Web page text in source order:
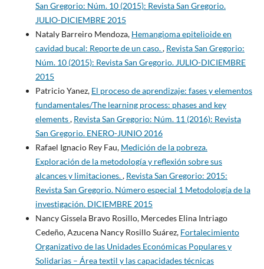
San Gregorio: Núm. 10 (2015): Revista San Gregorio.
JULIO-DICIEMBRE 2015
Nataly Barreiro Mendoza, Hemangioma epitelioide en
cavidad bucal: Reporte de un caso., Revista San Gregorio:
Núm. 10 (2015): Revista San Gregorio. JULIO-DICIEMBRE
2015
Patricio Yanez, El proceso de aprendizaje: fases y elementos
fundamentales/The learning process: phases and key
elements, Revista San Gregorio: Núm. 11 (2016): Revista
San Gregorio. ENERO-JUNIO 2016
Rafael Ignacio Rey Fau, Medición de la pobreza.
Exploración de la metodología y reflexión sobre sus
alcances y limitaciones., Revista San Gregorio: 2015:
Revista San Gregorio. Número especial 1 Metodología de la
investigación. DICIEMBRE 2015
Nancy Gissela Bravo Rosillo, Mercedes Elina Intriago
Cedeño, Azucena Nancy Rosillo Suárez, Fortalecimiento
Organizativo de las Unidades Económicas Populares y
Solidarias – Área textil y las capacidades técnicas